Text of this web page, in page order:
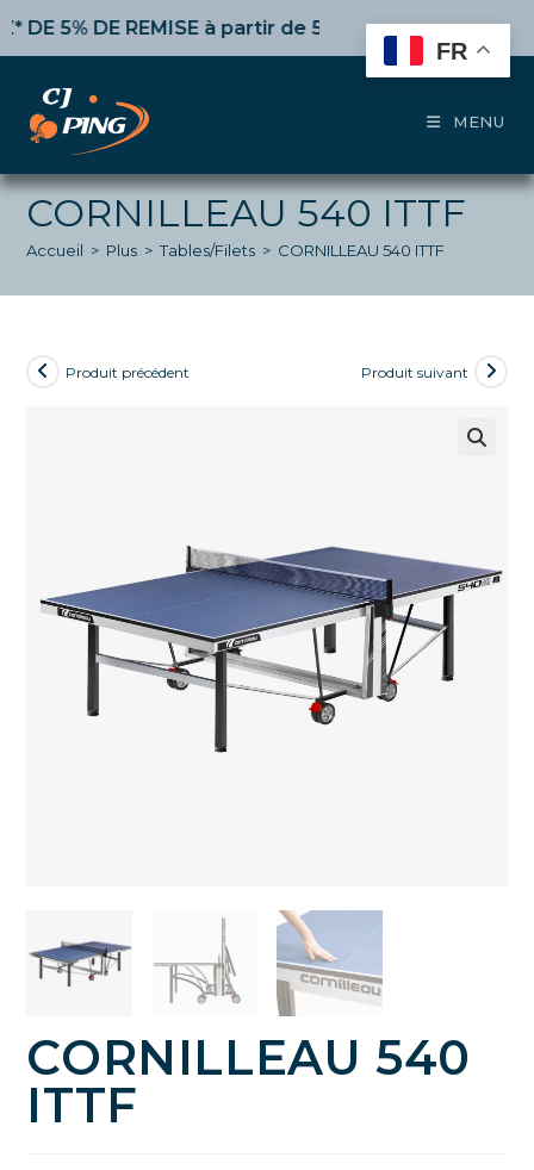
DE REMISEà partir de 50€ d’achat,10%dès 100€,
MENU
CORNILLEAU 540 ITTF
Accueil > Plus > Tables/Filets > CORNILLEAU 540 ITTF
Produit précédent Produit suivant
CORNILLEAU 540
ITTF
FR